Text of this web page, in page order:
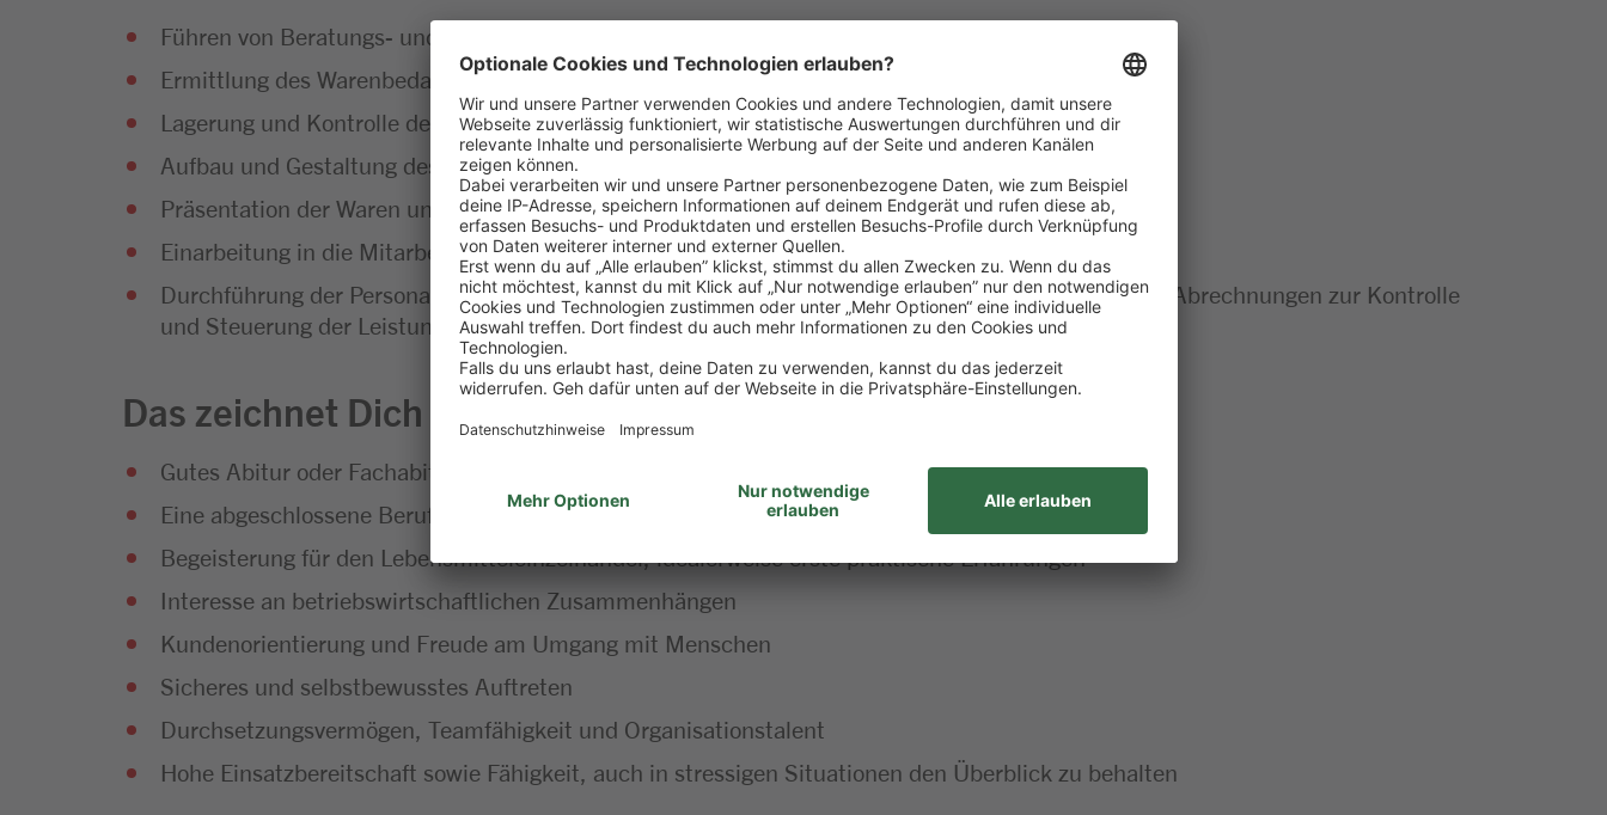
Führen von Beratungs- und Verkaufsgesprächen
Ermittlung des Warenbedarfs und Disposition der Ware
Lagerung und Kontrolle der Waren
Aufbau und Gestaltung des Warensortiments
Präsentation der Waren und Umsetzung von Verkaufsförderungsmaßnahmen
Einarbeitung in die Mitarbeiterführung
Durchführung der Personalplanung sowie Erstellung von Verkaufsstatistiken, Erfolgskontrollen und Abrechnungen zur Kontrolle
und Steuerung der Leistungsfähigkeit des Marktes
Das zeichnet Dich aus
Gutes Abitur oder Fachabitur
Eine abgeschlossene Berufsausbildung zum Kaufmann im Einzelhandel (m/w/d)
Begeisterung für den Lebensmitteleinzelhandel, idealerweise erste praktische Erfahrungen
Interesse an betriebswirtschaftlichen Zusammenhängen
Kundenorientierung und Freude am Umgang mit Menschen
Sicheres und selbstbewusstes Auftreten
Durchsetzungsvermögen, Teamfähigkeit und Organisationstalent
Hohe Einsatzbereitschaft sowie Fähigkeit, auch in stressigen Situationen den Überblick zu behalten